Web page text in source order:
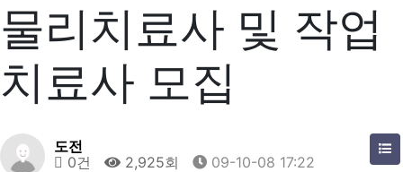
물리치료사 및 작업
치료사 모집
도전
0건
2,925회 09-10-08 17:22